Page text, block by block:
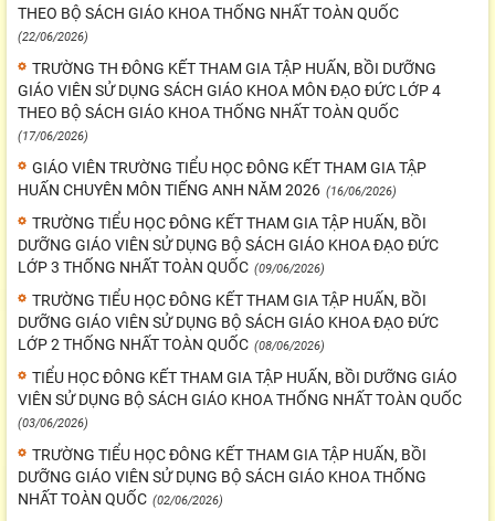
THEO BỘ SÁCH GIÁO KHOA THỐNG NHẤT TOÀN QUỐC
(22/06/2026)
TRƯỜNG TH ĐÔNG KẾT THAM GIA TẬP HUẤN, BỒI DƯỠNG
GIÁO VIÊN SỬ DỤNG SÁCH GIÁO KHOA MÔN ĐẠO ĐỨC LỚP 4
THEO BỘ SÁCH GIÁO KHOA THỐNG NHẤT TOÀN QUỐC
(17/06/2026)
GIÁO VIÊN TRƯỜNG TIỂU HỌC ĐÔNG KẾT THAM GIA TẬP
HUẤN CHUYÊN MÔN TIẾNG ANH NĂM 2026 (16/06/2026)
TRƯỜNG TIỂU HỌC ĐÔNG KẾT THAM GIA TẬP HUẤN, BỒI
DƯỠNG GIÁO VIÊN SỬ DỤNG BỘ SÁCH GIÁO KHOA ĐẠO ĐỨC
LỚP 3 THỐNG NHẤT TOÀN QUỐC (09/06/2026)
TRƯỜNG TIỂU HỌC ĐÔNG KẾT THAM GIA TẬP HUẤN, BỒI
DƯỠNG GIÁO VIÊN SỬ DỤNG BỘ SÁCH GIÁO KHOA ĐẠO ĐỨC
LỚP 2 THỐNG NHẤT TOÀN QUỐC (08/06/2026)
TIỂU HỌC ĐÔNG KẾT THAM GIA TẬP HUẤN, BỒI DƯỠNG GIÁO
VIÊN SỬ DỤNG BỘ SÁCH GIÁO KHOA THỐNG NHẤT TOÀN QUỐC
(03/06/2026)
TRƯỜNG TIỂU HỌC ĐÔNG KẾT THAM GIA TẬP HUẤN, BỒI
DƯỠNG GIÁO VIÊN SỬ DỤNG BỘ SÁCH GIÁO KHOA THỐNG
NHẤT TOÀN QUỐC (02/06/2026)